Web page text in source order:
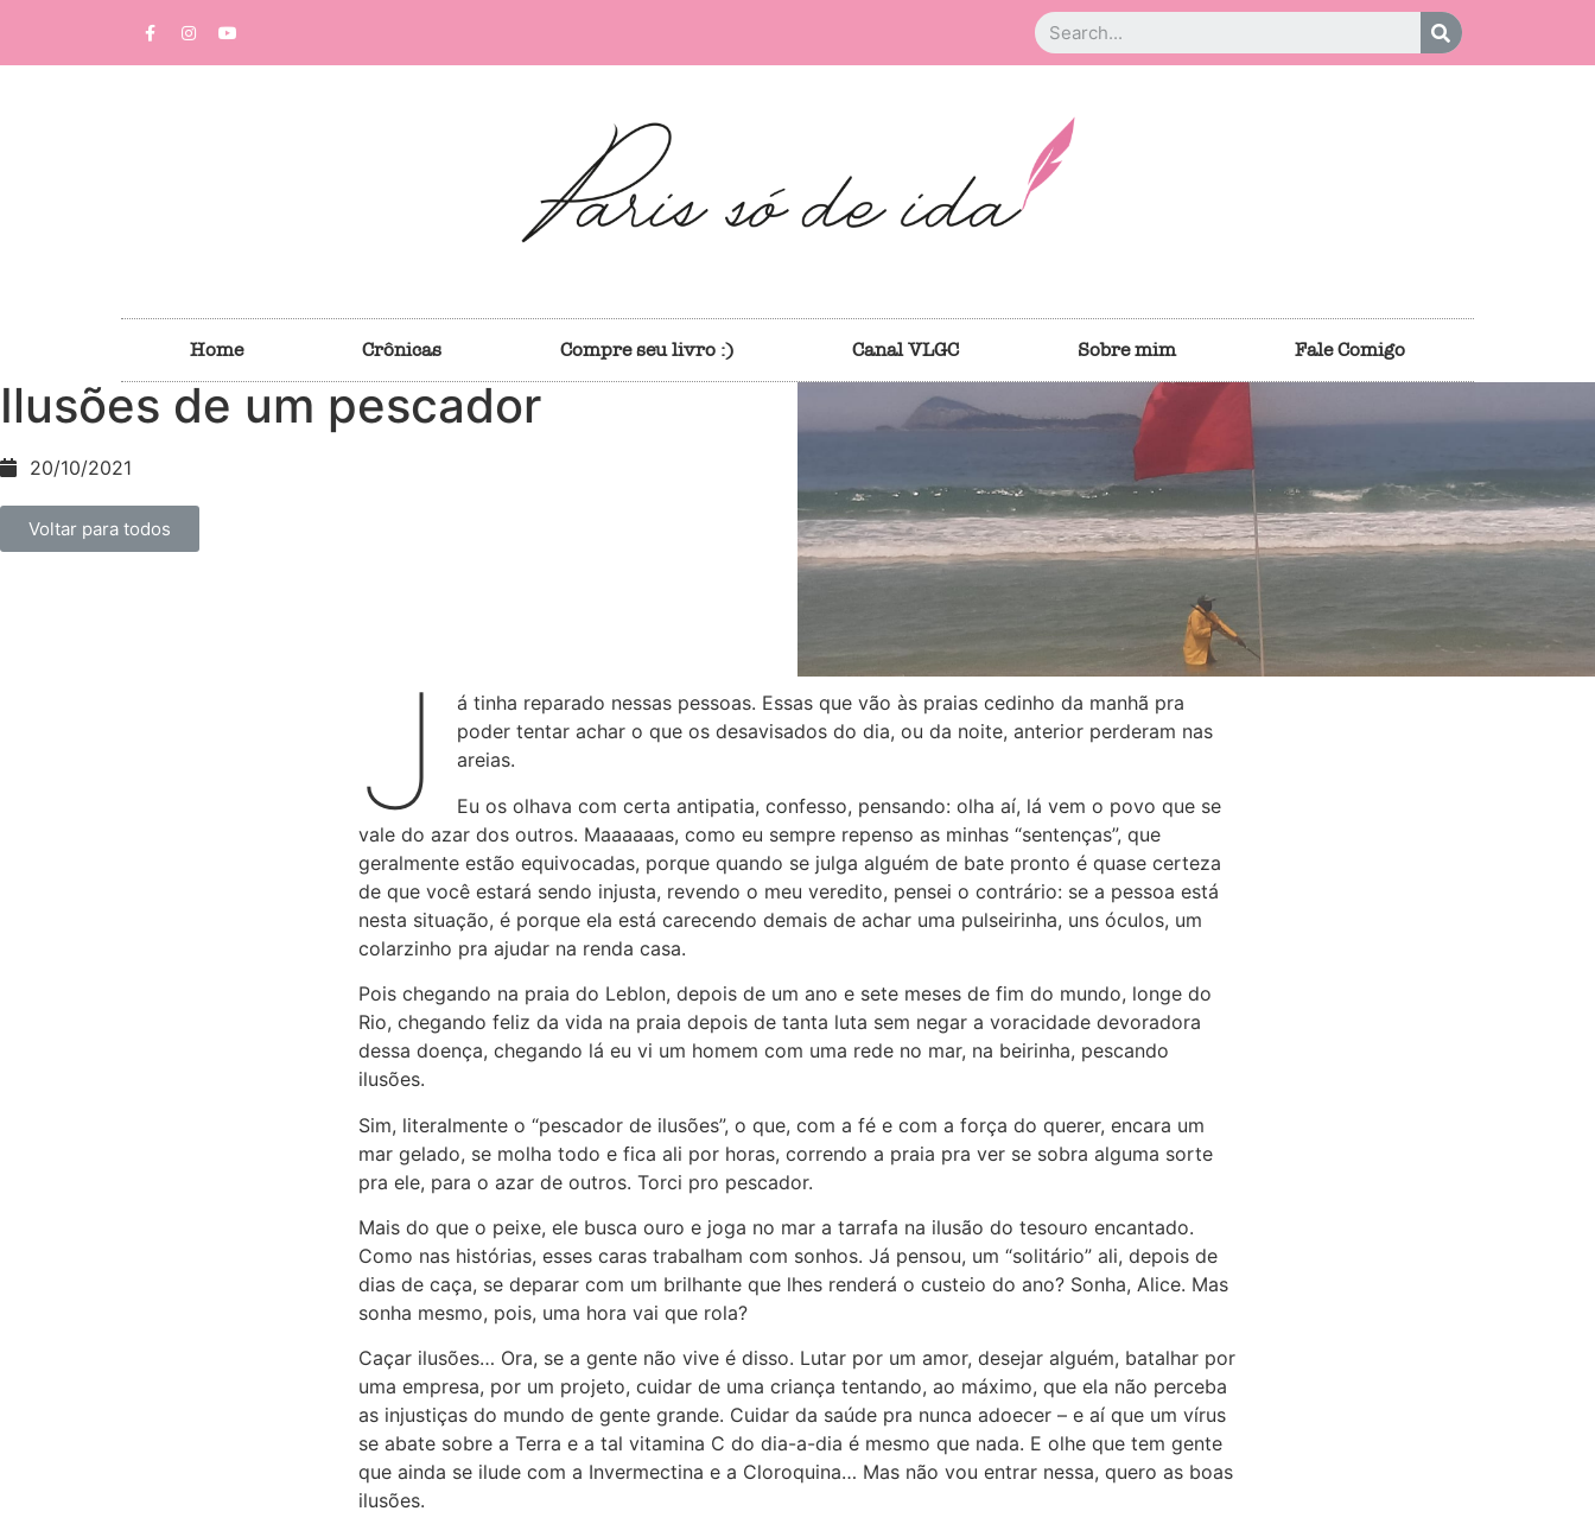
Home Crônicas Compre seu livro :) Canal VLGC Sobre mim Fale Comigo
Ilusões de um pescador
20/10/2021
Voltar para todos
J
á tinha reparado nessas pessoas. Essas que vão às praias cedinho da manhã pra
poder tentar achar o que os desavisados do dia, ou da noite, anterior perderam nas
areias.
Eu os olhava com certa antipatia, confesso, pensando: olha aí, lá vem o povo que se
vale do azar dos outros. Maaaaaas, como eu sempre repenso as minhas “sentenças”, que
geralmente estão equivocadas, porque quando se julga alguém de bate pronto é quase certeza
de que você estará sendo injusta, revendo o meu veredito, pensei o contrário: se a pessoa está
nesta situação, é porque ela está carecendo demais de achar uma pulseirinha, uns óculos, um
colarzinho pra ajudar na renda casa.
Pois chegando na praia do Leblon, depois de um ano e sete meses de fim do mundo, longe do
Rio, chegando feliz da vida na praia depois de tanta luta sem negar a voracidade devoradora
dessa doença, chegando lá eu vi um homem com uma rede no mar, na beirinha, pescando
ilusões.
Sim, literalmente o “pescador de ilusões”, o que, com a fé e com a força do querer, encara um
mar gelado, se molha todo e fica ali por horas, correndo a praia pra ver se sobra alguma sorte
pra ele, para o azar de outros. Torci pro pescador.
Mais do que o peixe, ele busca ouro e joga no mar a tarrafa na ilusão do tesouro encantado.
Como nas histórias, esses caras trabalham com sonhos. Já pensou, um “solitário” ali, depois de
dias de caça, se deparar com um brilhante que lhes renderá o custeio do ano? Sonha, Alice. Mas
sonha mesmo, pois, uma hora vai que rola?
Caçar ilusões… Ora, se a gente não vive é disso. Lutar por um amor, desejar alguém, batalhar por
uma empresa, por um projeto, cuidar de uma criança tentando, ao máximo, que ela não perceba
as injustiças do mundo de gente grande. Cuidar da saúde pra nunca adoecer – e aí que um vírus
se abate sobre a Terra e a tal vitamina C do dia-a-dia é mesmo que nada. E olhe que tem gente
que ainda se ilude com a Invermectina e a Cloroquina… Mas não vou entrar nessa, quero as boas
ilusões.